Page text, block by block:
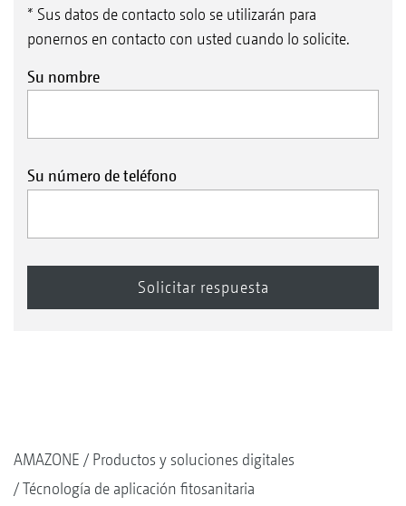
* Sus datos de contacto solo se utilizarán para
ponernos en contacto con usted cuando lo solicite.
Su nombre
Su número de teléfono
AMAZONE
Productos y soluciones digitales
Técnología de aplicación fitosanitaria